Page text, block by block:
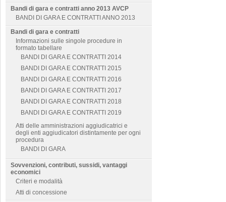
Bandi di gara e contratti anno 2013 AVCP
BANDI DI GARA E CONTRATTI ANNO 2013
Bandi di gara e contratti
Informazioni sulle singole procedure in
formato tabellare
BANDI DI GARA E CONTRATTI 2014
BANDI DI GARA E CONTRATTI 2015
BANDI DI GARA E CONTRATTI 2016
BANDI DI GARA E CONTRATTI 2017
BANDI DI GARA E CONTRATTI 2018
BANDI DI GARA E CONTRATTI 2019
Atti delle amministrazioni aggiudicatrici e
degli enti aggiudicatori distintamente per ogni
procedura
BANDI DI GARA
Sovvenzioni, contributi, sussidi, vantaggi
economici
Criteri e modalità
Atti di concessione